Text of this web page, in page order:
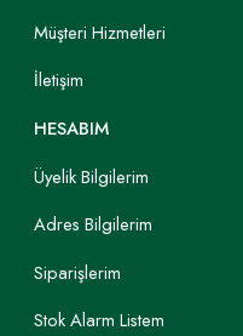
Müşteri Hizmetleri
İletişim
HESABIM
Üyelik Bilgilerim
Adres Bilgilerim
Siparişlerim
Stok Alarm Listem